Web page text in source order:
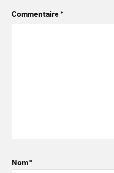
Commentaire*
Nom*